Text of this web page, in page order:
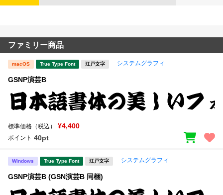
ファミリー商品
macOS True Type Font 江戸文字 システムグラフィ
GSNP演芸B
標準価格（税込） ¥4,400
ポイント 40pt
Windows True Type Font 江戸文字 システムグラフィ
GSNP演芸B (GSN演芸B 同梱)